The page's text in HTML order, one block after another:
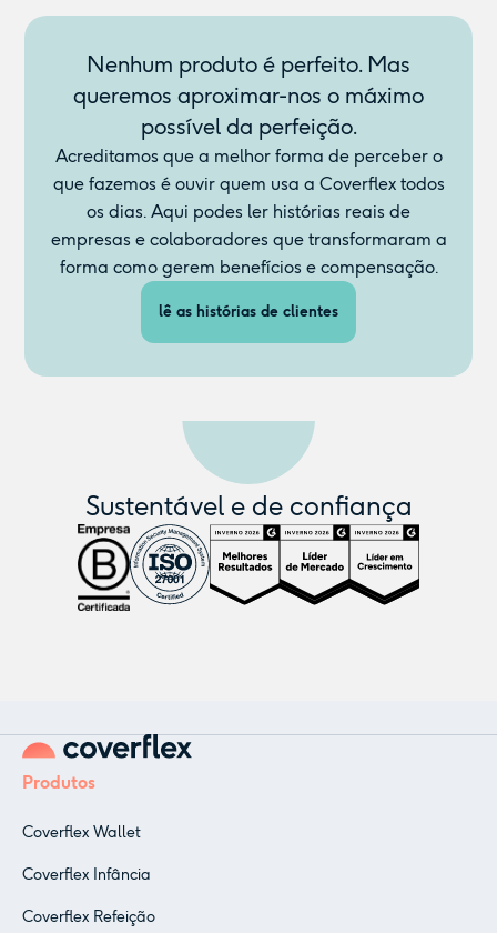
Nenhum produto é perfeito. Mas
queremos aproximar-nos o máximo
possível da perfeição.
Acreditamos que a melhor forma de perceber o
que fazemos é ouvir quem usa a Coverflex todos
os dias. Aqui podes ler histórias reais de
empresas e colaboradores que transformaram a
forma como gerem benefícios e compensação.
lê as histórias de clientes
Sustentável e de confiança
Produtos
Coverflex Wallet
Coverflex Infância
Coverflex Refeição